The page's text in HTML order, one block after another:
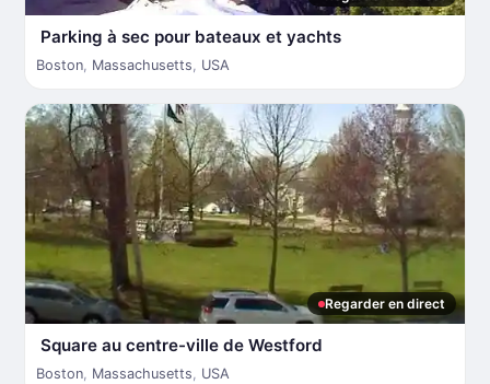
Parking à sec pour bateaux et yachts
Boston, Massachusetts, USA
Regarder en direct
Square au centre-ville de Westford
Boston, Massachusetts, USA